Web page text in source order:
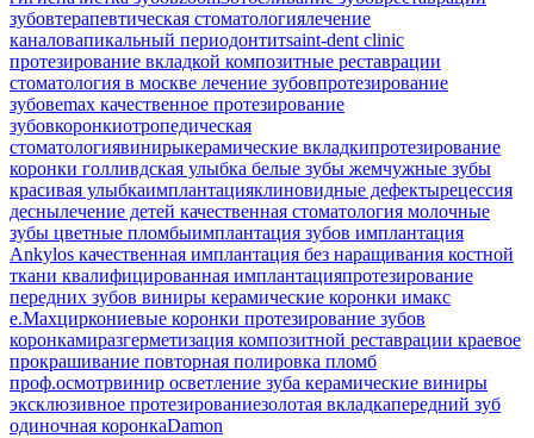
зубовтерапевтическая стоматологиялечение
каналовапикальный периодонтитsaint-dent clinic
протезирование вкладкой композитные реставрации
стоматология в москве лечение зубовпротезирование
зубовemax качественное протезирование
зубовкоронкиотропедическая
стоматологиявинирыкерамические вкладкипротезирование
коронки голливдская улыбка белые зубы жемчужные зубы
красивая улыбкаимплантацияклиновидные дефектырецессия
деснылечение детей качественная стоматология молочные
зубы цветные пломбыимплантация зубов имплантация
Ankylos качественная имплантация без наращивания костной
ткани квалифицированная имплантацияпротезирование
передних зубов виниры керамические коронки имакс
e.Maxциркониевые коронки протезирование зубов
коронкамиразгерметизация композитной реставрации краевое
прокрашивание повторная полировка пломб
проф.осмотрвинир осветление зуба керамические виниры
эксклюзивное протезированиезолотая вкладкапередний зуб
одиночная коронкаDamon